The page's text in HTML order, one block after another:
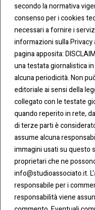
secondo la normativa
consenso per i cookies
necessari a fornire i
informazioni sulla
pagina apposita:
una testata giornalistica
alcuna periodicità. Non
editoriale ai sensi della
collegato con le testate
quando reperito in rete,
di terze parti è
assume alcuna
immagini usati su questo
proprietari che ne
info@studioassociato.it.
responsabile per i
responsabilità viene